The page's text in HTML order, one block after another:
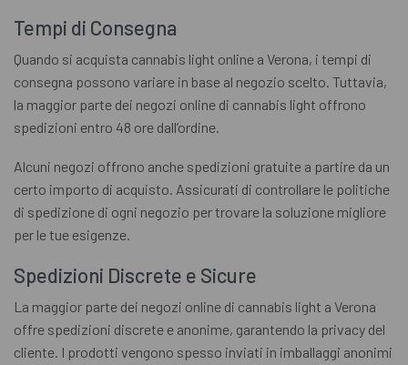
Tempi di Consegna
Quando si acquista cannabis light online a Verona, i tempi di
consegna possono variare in base al negozio scelto. Tuttavia,
la maggior parte dei negozi online di cannabis light offrono
spedizioni entro 48 ore dall’ordine.
Alcuni negozi offrono anche spedizioni gratuite a partire da un
certo importo di acquisto. Assicurati di controllare le politiche
di spedizione di ogni negozio per trovare la soluzione migliore
per le tue esigenze.
Spedizioni Discrete e Sicure
La maggior parte dei negozi online di cannabis light a Verona
offre spedizioni discrete e anonime, garantendo la privacy del
cliente. I prodotti vengono spesso inviati in imballaggi anonimi